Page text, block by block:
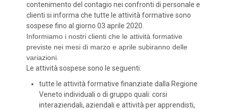
contenimento del contagio nei confronti di personale e
clienti si informa che tutte le attività formative sono
sospese fino al giorno 03 aprile 2020.
Informiamo i nostri clienti che le attività formative
previste nei mesi di marzo e aprile subiranno delle
variazioni.
Le attività sospese sono le seguenti:
tutte le attività formative finanziate dalla Regione
Veneto individuali o di gruppo quali: corsi
interaziendali, aziendali e attività per apprendisti,